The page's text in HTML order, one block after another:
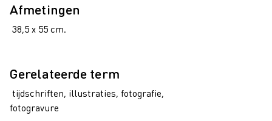
Afmetingen
38,5 x 55 cm.
Gerelateerde term
tijdschriften, illustraties, fotografie,
fotogravure